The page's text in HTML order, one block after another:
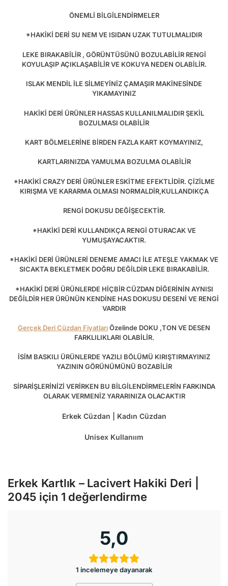
ÖNEMLİ BİLGİLENDİRMELER
*HAKİKİ DERİ SU NEM VE ISIDAN UZAK TUTULMALIDIR
LEKE BIRAKABİLİR , GÖRÜNTÜSÜNÜ BOZULABİLİR RENGİ
KOYULAŞIP AÇIKLAŞABİLİR VE KOKUYA NEDEN OLABİLİR.
ISLAK MENDİL İLE SİLMEYİNİZ ÇAMAŞIR MAKİNESİNDE
YIKAMAYINIZ
HAKİKİ DERİ ÜRÜNLER HASSAS KULLANILMALIDIR ŞEKİL
BOZULMASI OLABİLİR
KART BÖLMELERİNE BİRDEN FAZLA KART KOYMAYINIZ,
KARTLARINIZDA YAMULMA BOZULMA OLABİLİR
*HAKİKİ CRAZY DERİ ÜRÜNLER ESKİTME EFEKTLİDİR. ÇİZİLME
KIRIŞMA VE KARARMA OLMASI NORMALDİR,KULLANDIKÇA
RENGİ DOKUSU DEĞİŞECEKTİR.
*HAKİKİ DERİ KULLANDIKÇA RENGİ OTURACAK VE
YUMUŞAYACAKTIR.
*HAKİKİ DERİ ÜRÜNLERİ DENEME AMACI İLE ATEŞLE YAKMAK VE
SICAKTA BEKLETMEK DOĞRU DEĞİLDİR LEKE BIRAKABİLİR.
*HAKİKİ DERİ ÜRÜNLERDE HİÇBİR CÜZDAN DİĞERİNİN AYNISI
DEĞİLDİR HER ÜRÜNÜN KENDİNE HAS DOKUSU DESENİ VE RENGİ
VARDIR
Gerçek Deri Cüzdan FiyatlarıÖzelinde DOKU ,TON VE DESEN
FARKLILIKLARI OLABİLİR.
İSİM BASKILI ÜRÜNLERDE YAZILI BÖLÜMÜ KIRIŞTIRMAYINIZ
YAZININ GÖRÜNÜMÜNÜ BOZABİLİR
SİPARİŞLERİNİZİ VERİRKEN BU BİLGİLENDİRMELERİN FARKINDA
OLARAK VERMENİZ YARARINIZA OLACAKTIR
Erkek Cüzdan | Kadın Cüzdan
Unisex Kullanıım
Erkek Kartlık – Lacivert Hakiki Deri |
2045 için 1 değerlendirme
5,0
1 incelemeye dayanarak